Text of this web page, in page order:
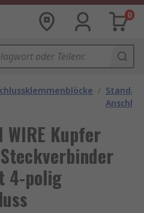
0
/
WIRE Kupfer
4-polig